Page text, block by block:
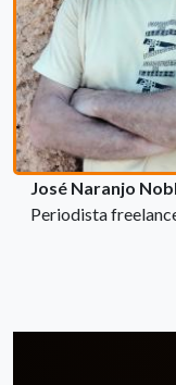
José Naranjo
Periodista